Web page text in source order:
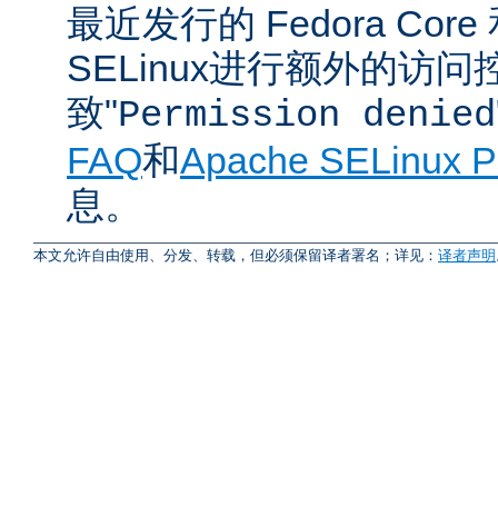
最近发行的 Fedora Core
SELinux进行额外的访问
致"Permission denied
FAQ和Apache SELinux
息。
本文允许自由使用、分发、转载，但必须保留译者署名；详见： 译者声明